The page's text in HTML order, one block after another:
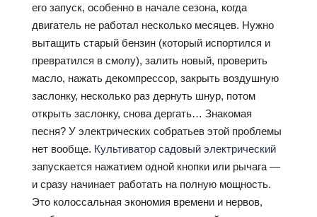
его запуск, особенно в начале сезона, когда
двигатель не работал несколько месяцев. Нужно
вытащить старый бензин (который испортился и
превратился в смолу), залить новый, проверить
масло, нажать декомпрессор, закрыть воздушную
заслонку, несколько раз дернуть шнур, потом
открыть заслонку, снова дергать… Знакомая
песня? У электрических собратьев этой проблемы
нет вообще. Культиватор садовый электрический
запускается нажатием одной кнопки или рычага —
и сразу начинает работать на полную мощность.
Это колоссальная экономия времени и нервов,